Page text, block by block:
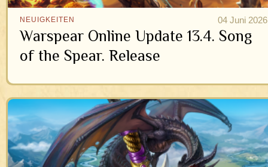
NEUIGKEITEN
Warspear Online Update 13.4. Song
of the Spear. Release
04 Juni 2026